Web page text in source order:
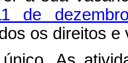
de
os direitos